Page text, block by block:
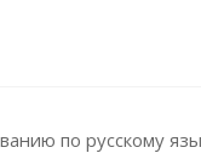
по русскому